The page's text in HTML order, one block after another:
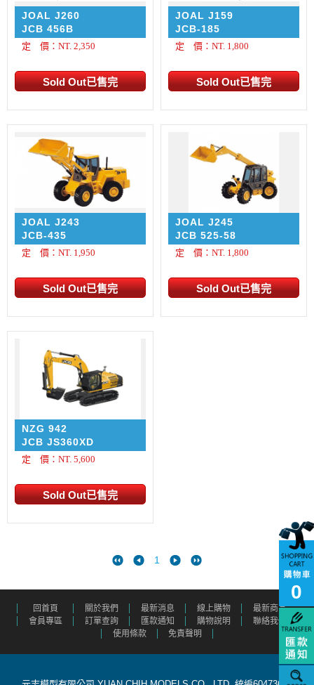
JOAL J260
JCB 456B
定 價：NT. 2,350
JOAL J159
JCB-185
定 價：NT. 1,800
JOAL J243
JCB-435
定 價：NT. 1,950
JOAL J245
JCB 525-58
定 價：NT. 1,800
NZG 942
JCB JS360XD
定 價：NT. 5,600
1
回首頁 關於我們 最新消息 線上購物
最新商品
會員專區
訂單查詢 匯款通知 購物說明
聯絡我們
使用條款
免責聲明
0